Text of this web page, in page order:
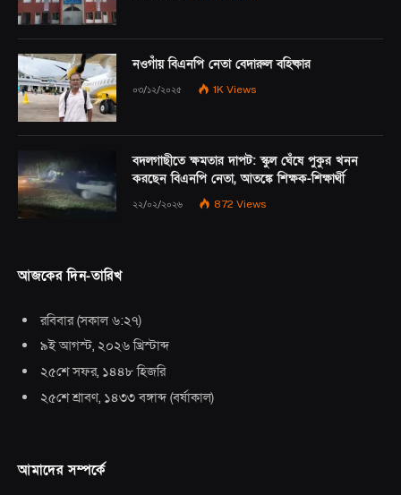
নওগাঁয় বিএনপি নেতা বেদারুল বহিষ্কার
০৩/১২/২০২৫ 1K Views
বদলগাছীতে ক্ষমতার দাপট: স্কুল ঘেঁষে পুকুর খনন
করছেন বিএনপি নেতা, আতঙ্কে শিক্ষক-শিক্ষার্থী
২২/০২/২০২৬ 872 Views
আজকের দিন-তারিখ
রবিবার(সকাল ৬:২৭)
৯ই আগস্ট, ২০২৬ খ্রিস্টাব্দ
২৫শে সফর, ১৪৪৮ হিজরি
২৫শে শ্রাবণ, ১৪৩৩ বঙ্গাব্দ (বর্ষাকাল)
আমাদের সম্পর্কে